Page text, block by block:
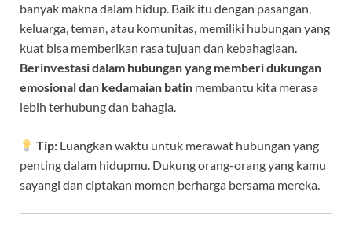
banyak makna dalam hidup. Baik itu dengan pasangan,
keluarga, teman, atau komunitas, memiliki hubungan yang
kuat bisa memberikan rasa tujuan dan kebahagiaan.
Berinvestasi dalam hubungan yang memberi dukungan
emosional dan kedamaian batin membantu kita merasa
lebih terhubung dan bahagia.
Tip: Luangkan waktu untuk merawat hubungan yang
penting dalam hidupmu. Dukung orang-orang yang kamu
sayangi dan ciptakan momen berharga bersama mereka.